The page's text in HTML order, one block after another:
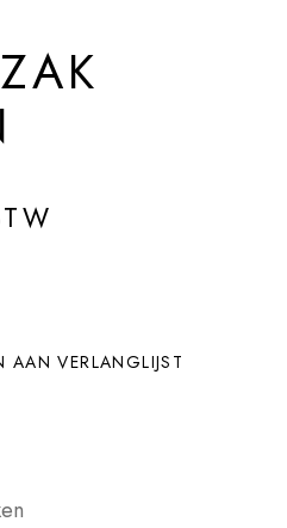
AAN VERLANGLIJST